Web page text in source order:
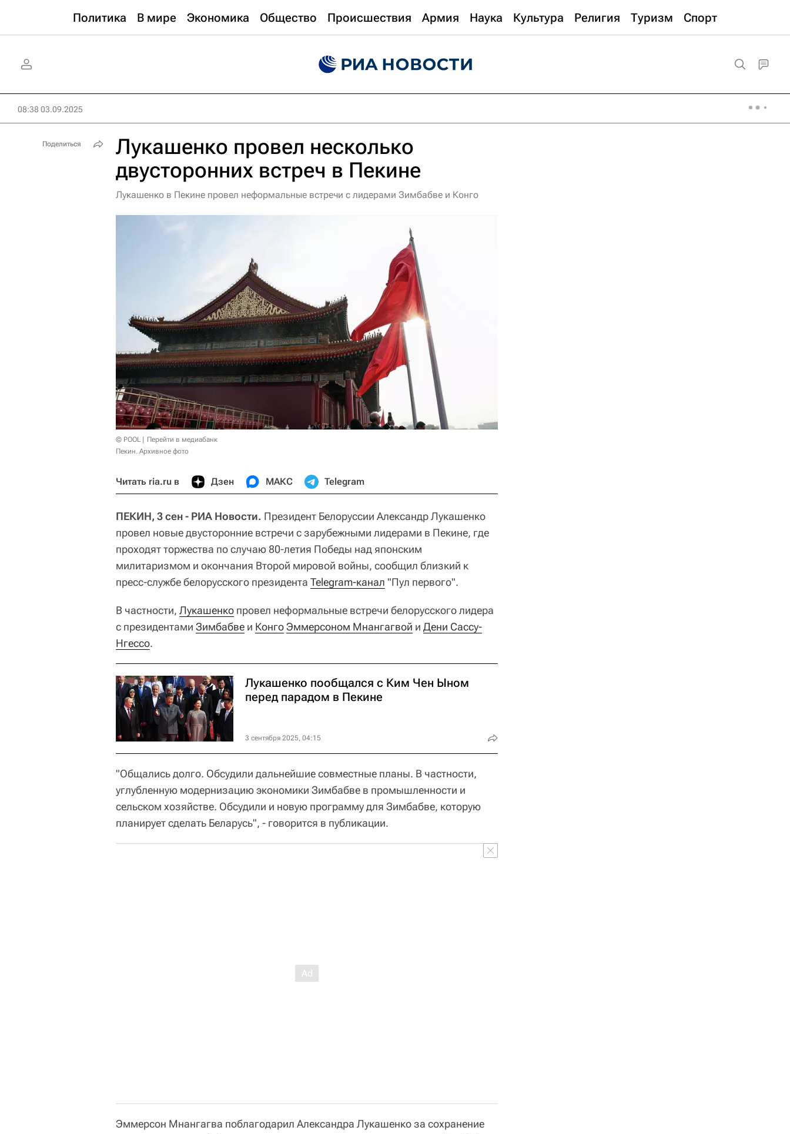
Политика В мире Экономика Общество Происшествия Армия Наука Культура Религия Туризм Спорт
08:38 03.09.2025
Лукашенко провел несколько
двусторонних встреч в Пекине
Лукашенко в Пекине провел неформальные встречи с лидерами Зимбабве и Конго
© POOL
Перейти в медиабанк
Пекин. Архивное фото
Читать ria.ru в Дзен МАКС Telegram
ПЕКИН, 3 сен - РИА Новости. Президент Белоруссии Александр Лукашенко
провел новые двусторонние встречи с зарубежными лидерами в Пекине, где
проходят торжества по случаю 80-летия Победы над японским
милитаризмом и окончания Второй мировой войны, сообщил близкий к
пресс-службе белорусского президента Telegram-канал "Пул первого".
В частности, Лукашенко провел неформальные встречи белорусского лидера
с президентами Зимбабве и КонгоЭммерсоном Мнангагвой и Дени Сассу-
Нгессо.
Лукашенко пообщался с Ким Чен Ыном
перед парадом в Пекине
3 сентября 2025, 04:15
"Общались долго. Обсудили дальнейшие совместные планы. В частности,
углубленную модернизацию экономики Зимбабве в промышленности и
сельском хозяйстве. Обсудили и новую программу для Зимбабве, которую
планирует сделать Беларусь", - говорится в публикации.
Эммерсон Мнангагва поблагодарил Александра Лукашенко за сохранение
Поделиться